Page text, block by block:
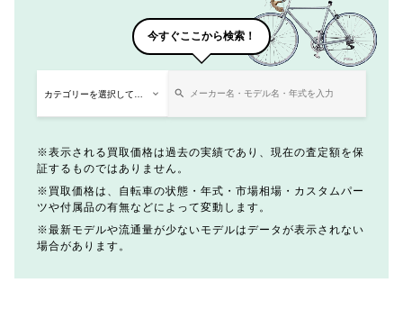
今すぐここから検索！
表示される買取価格は過去の実績であり、現在の査定額を保
証するものではありません。
買取価格は、自転車の状態・年式・市場相場・カスタムパー
ツや付属品の有無などによって変動します。
最新モデルや流通量が少ないモデルはデータが表示されない
場合があります。